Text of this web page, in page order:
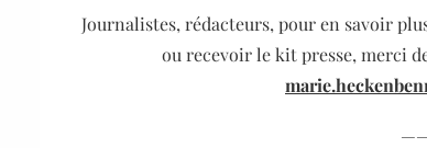
Journalistes, rédacteurs, pour en savoir
ou recevoir le kit presse, merci